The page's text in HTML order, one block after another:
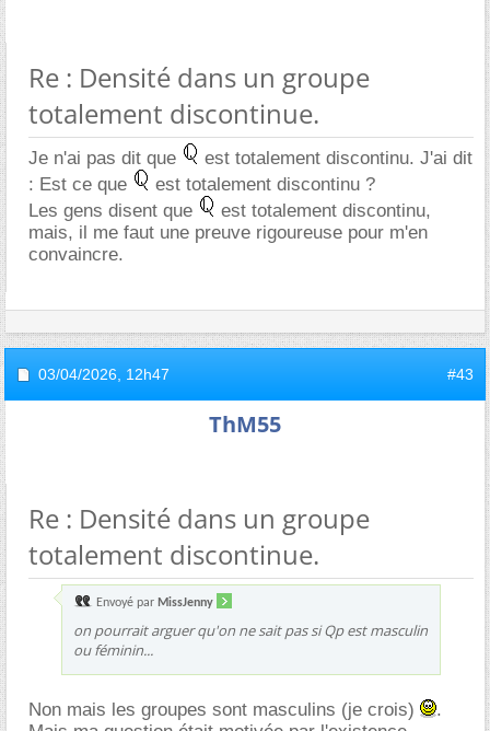
Re : Densité dans un groupe
totalement discontinue.
Je n'ai pas dit que
est totalement discontinu. J'ai dit
: Est ce que
est totalement discontinu ?
Les gens disent que
est totalement discontinu,
mais, il me faut une preuve rigoureuse pour m'en
convaincre.
03/04/2026, 12h47 #43
ThM55
Re : Densité dans un groupe
totalement discontinue.
Envoyé par MissJenny
on pourrait arguer qu'on ne sait pas si Qp est masculin
ou féminin...
Non mais les groupes sont masculins (je crois)
.